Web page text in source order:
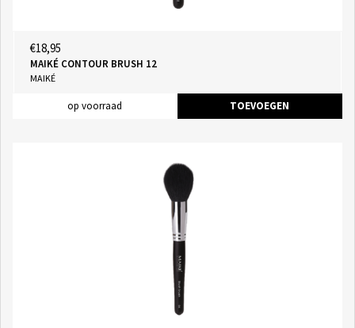
€18,95
MAIKÉ CONTOUR BRUSH 12
MAIKÉ
op voorraad TOEVOEGEN